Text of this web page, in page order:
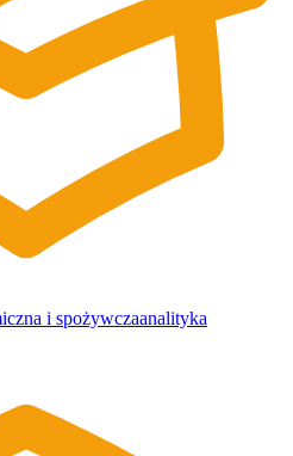
i spożywczaanalityka